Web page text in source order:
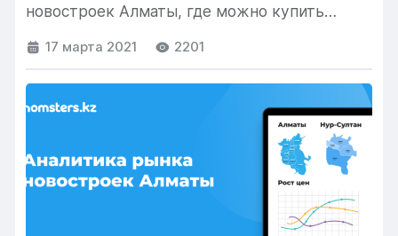
новостроек Алматы, где можно купить
17 марта 2021 2201